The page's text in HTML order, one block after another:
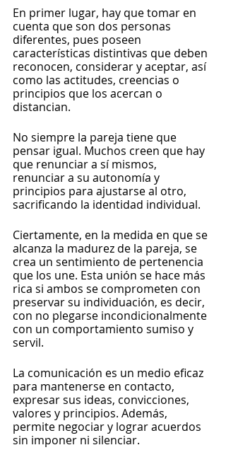
En primer lugar, hay que tomar en
cuenta que son dos personas
diferentes, pues poseen
características distintivas que deben
reconocen, considerar y aceptar, así
como las actitudes, creencias o
principios que los acercan o
distancian.
No siempre la pareja tiene que
pensar igual. Muchos creen que hay
que renunciar a sí mismos,
renunciar a su autonomía y
principios para ajustarse al otro,
sacrificando la identidad individual.
Ciertamente, en la medida en que se
alcanza la madurez de la pareja, se
crea un sentimiento de pertenencia
que los une. Esta unión se hace más
rica si ambos se comprometen con
preservar su individuación, es decir,
con no plegarse incondicionalmente
con un comportamiento sumiso y
servil.
La comunicación es un medio eficaz
para mantenerse en contacto,
expresar sus ideas, convicciones,
valores y principios. Además,
permite negociar y lograr acuerdos
sin imponer ni silenciar.